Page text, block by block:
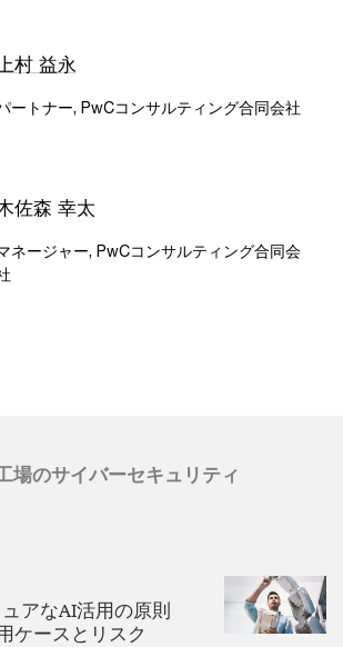
上村 益永
ートナー, PwCコンサルティング合同会社
佐森 幸太
ネージャー, PwCコンサルティング合同会
場のサイバーセキュリティ
アなAI活用の原則
ケースとリスク